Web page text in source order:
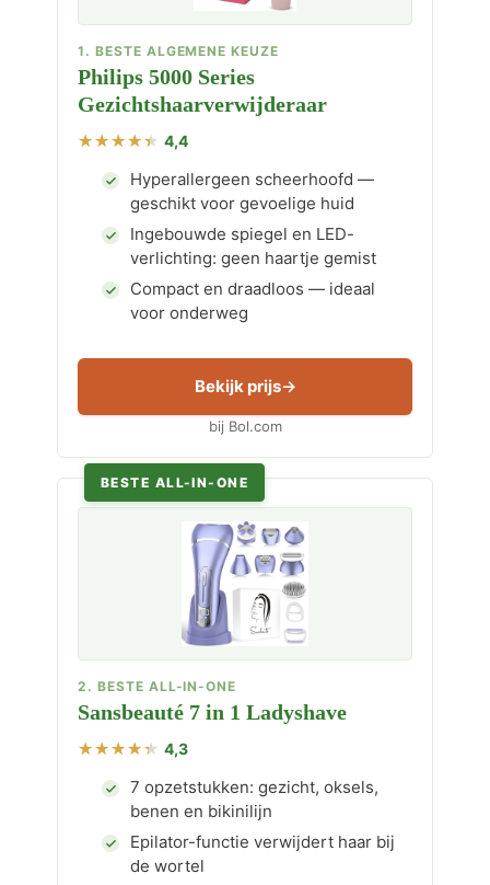
1. BESTE ALGEMENE KEUZE
Philips 5000 Series
Gezichtshaarverwijderaar
4,4
Hyperallergeen scheerhoofd —
geschikt voor gevoelige huid
Ingebouwde spiegel en LED-
verlichting: geen haartje gemist
Compact en draadloos — ideaal
voor onderweg
Bekijk prijs
bij Bol.com
BESTE ALL-IN-ONE
2. BESTE ALL-IN-ONE
Sansbeauté 7 in 1 Ladyshave
4,3
7 opzetstukken: gezicht, oksels,
benen en bikinilijn
Epilator-functie verwijdert haar bij
de wortel